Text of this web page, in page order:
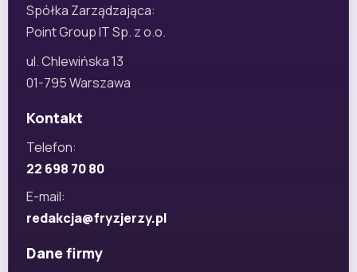
Spółka Zarządzająca:
Point Group IT Sp. z o.o.
ul. Chlewińska 13
01-795 Warszawa
Kontakt
Telefon:
22 698 70 80
E-mail:
redakcja@fryzjerzy.pl
Dane firmy